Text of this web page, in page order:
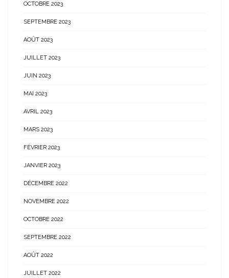
OCTOBRE 2023
SEPTEMBRE 2023
AOÛT 2023
JUILLET 2023
JUIN 2023
MAI 2023
AVRIL 2023
MARS 2023
FÉVRIER 2023
JANVIER 2023
DÉCEMBRE 2022
NOVEMBRE 2022
OCTOBRE 2022
SEPTEMBRE 2022
AOÛT 2022
JUILLET 2022